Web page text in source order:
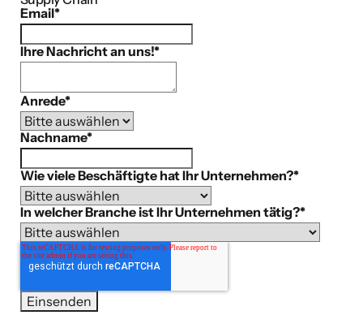
Email*
Ihre Nachricht an uns!*
Anrede*
Nachname*
Wie viele Beschäftigte hat Ihr Unternehmen?*
In welcher Branche ist Ihr Unternehmen tätig?*